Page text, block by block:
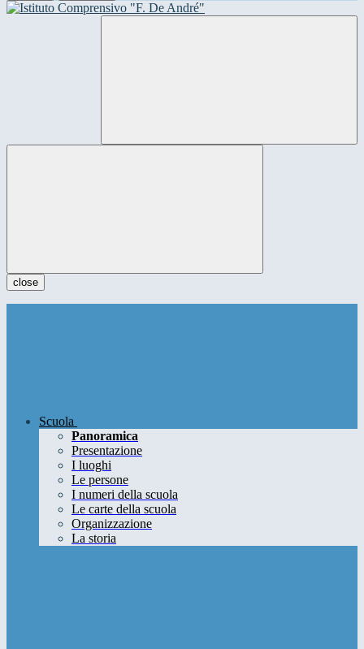
close
Scuola
Panoramica
Presentazione
I luoghi
Le persone
I numeri della scuola
Le carte della scuola
Organizzazione
La storia